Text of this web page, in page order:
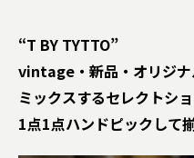
“T BY TYTTO”
vintage・新品・オリジナ
ミックスするセレクトショ
1点1点ハンドピックして